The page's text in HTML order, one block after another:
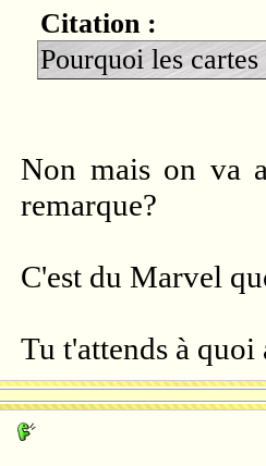
Citation :
Pourquoi les
Non mais on va
remarque?
C'est du Marvel
Tu t'attends à quoi